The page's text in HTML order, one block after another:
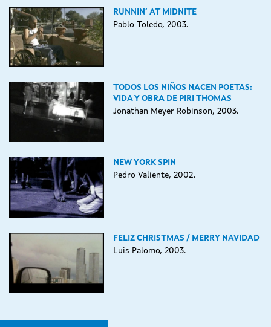
RUNNIN’ AT MIDNITE
Pablo Toledo, 2003.
TODOS LOS NIÑOS NACEN POETAS:
VIDA Y OBRA DE PIRI THOMAS
Jonathan Meyer Robinson, 2003.
NEW YORK SPIN
Pedro Valiente, 2002.
FELIZ CHRISTMAS / MERRY NAVIDAD
Luis Palomo, 2003.